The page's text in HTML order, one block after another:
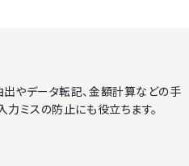
やデータ転記、金額計算などの手
ミスの防止にも役立ちます。